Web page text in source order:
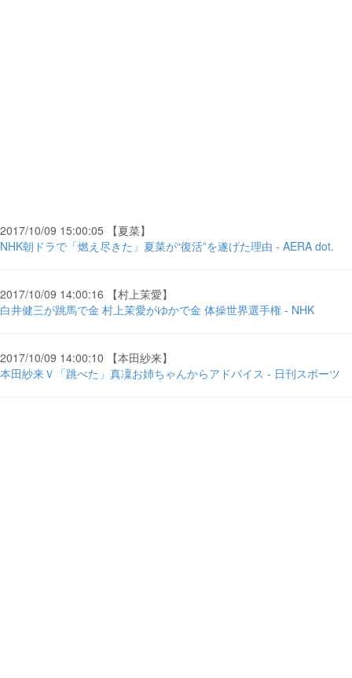
2017/10/09 15:00:05 【夏菜】
NHK朝ドラで「燃え尽きた」夏菜が“復活”を遂げた理由 - AERA dot.
2017/10/09 14:00:16 【村上茉愛】
白井健三が跳馬で金 村上茉愛がゆかで金 体操世界選手権 - NHK
2017/10/09 14:00:10 【本田紗来】
本田紗来Ｖ「跳べた」真凜お姉ちゃんからアドバイス - 日刊スポーツ